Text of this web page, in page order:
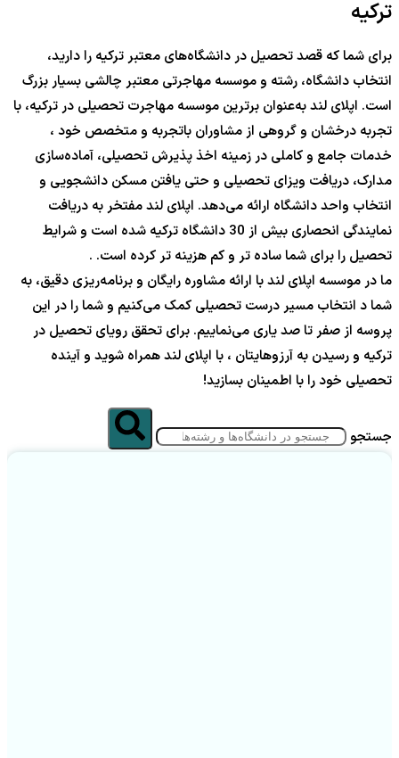
ترکیه
برای شما که قصد تحصیل در دانشگاه‌های معتبر ترکیه را دارید،
انتخاب دانشگاه، رشته و موسسه مهاجرتی معتبر چالشی بسیار بزرگ
است. اپلای لند به‌عنوان برترین موسسه مهاجرت تحصیلی در ترکیه، با
تجربه درخشان و گروهی از مشاوران باتجربه و متخصص خود ،
خدمات جامع و کاملی در زمینه اخذ پذیرش تحصیلی، آماده‌سازی
مدارک، دریافت ویزای تحصیلی و حتی یافتن مسکن دانشجویی و
انتخاب واحد دانشگاه ارائه می‌دهد. اپلای لند مفتخر به دریافت
نمایندگی انحصاری بیش از 30 دانشگاه ترکیه شده است و شرایط
تحصیل را برای شما ساده تر و کم هزینه تر کرده است. .
ما در موسسه اپلای لند با ارائه مشاوره رایگان و برنامه‌ریزی دقیق، به
شما د انتخاب مسیر درست تحصیلی کمک می‌کنیم و شما را در این
پروسه از صفر تا صد یاری می‌نماییم. برای تحقق رویای تحصیل در
ترکیه و رسیدن به آرزوهایتان ، با اپلای لند همراه شوید و آینده
تحصیلی خود را با اطمینان بسازید!
جستجو